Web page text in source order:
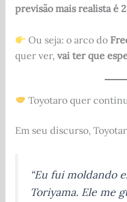
previsão mais realista é
Ou seja: o arco do
quer ver, vai ter que
Toyotaro quer
Em seu discurso,
“Eu fui moldando
Toriyama. Ele me